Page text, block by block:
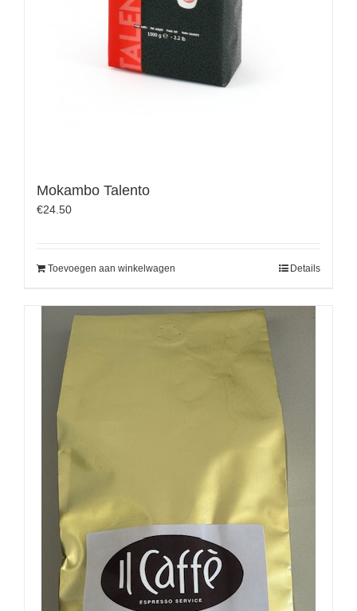
Mokambo Talento
€24.50
Toevoegen aan winkelwagen Details